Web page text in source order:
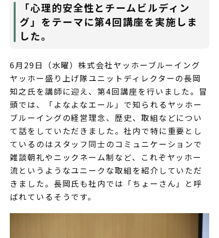
「心理的安全性とチームビルディン
グ」をテーマに第4回講座を実施しま
した。
6月29日（水曜）株式会社ヤッホーブルーイング
ヤッホー盛り上げ隊ユニットディレクターの長岡
知之氏を講師に迎え、第4回講座を行いました。冒
頭では、「よなよなエール」で知られるヤッホー
ブルーイングの経営理念、歴史、取組などについ
て話をしていただきました。社内で特に重要とし
ているのはスタッフ同士のコミュニケーションで
雑談朝礼やニックネーム制など、これぞヤッホー
流というようなユニークな取組を紹介していただ
きました。長岡氏も社内では「ちょーさん」と呼
ばれているそうです。